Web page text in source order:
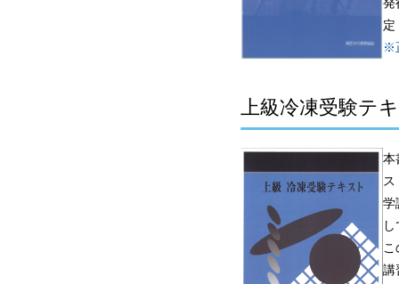
発
※
上級冷凍受験テ
本
ス
学
講